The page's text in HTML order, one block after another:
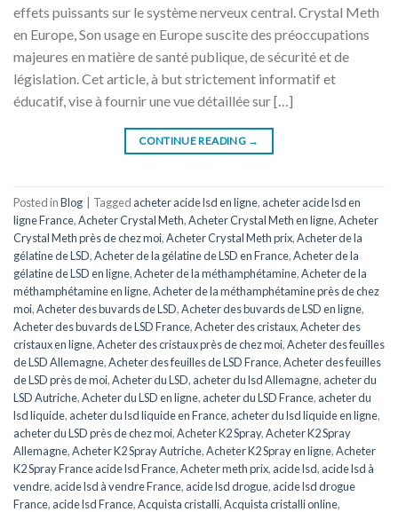
effets puissants sur le système nerveux central. Crystal Meth
en Europe, Son usage en Europe suscite des préoccupations
majeures en matière de santé publique, de sécurité et de
législation. Cet article, à but strictement informatif et
éducatif, vise à fournir une vue détaillée sur […]
CONTINUE READING →
Posted inBlog Tagged acheter acide lsd en ligne, acheter acide lsd en
ligne France,Acheter Crystal Meth,Acheter Crystal Meth en ligne,Acheter
Crystal Meth près de chez moi,Acheter Crystal Meth prix,Acheter de la
gélatine de LSD,Acheter de la gélatine de LSD en France,Acheter de la
gélatine de LSD en ligne,Acheter de la méthamphétamine,Acheter de la
méthamphétamine en ligne,Acheter de la méthamphétamine près de chez
moi,Acheter des buvards de LSD,Acheter des buvards de LSD en ligne,
Acheter des buvards de LSD France,Acheter des cristaux,Acheter des
cristaux en ligne,Acheter des cristaux près de chez moi,Acheter des feuilles
de LSD Allemagne,Acheter des feuilles de LSD France,Acheter des feuilles
de LSD près de moi,Acheter du LSD, acheter du lsd Allemagne, acheter du
LSD Autriche,Acheter du LSD en ligne, acheter du LSD France, acheter du
lsd liquide, acheter du lsd liquide en France, acheter du lsd liquide en ligne,
acheter du LSD près de chez moi,Acheter K2 Spray,Acheter K2 Spray
Allemagne,Acheter K2 Spray Autriche,Acheter K2 Spray en ligne,Acheter
K2 Spray France acide lsd France,Acheter meth prix, acide lsd, acide lsd à
vendre, acide lsd à vendre France, acide lsd drogue, acide lsd drogue
France, acide lsd France,Acquista cristalli,Acquista cristalli online,